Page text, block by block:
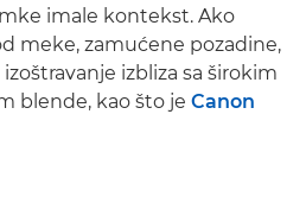
imale kontekst. Ako
meke, zamućene pozadine,
izbliza sa širokim
blende, kao što je Canon